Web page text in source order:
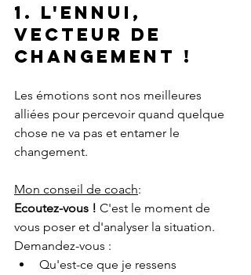
1. L'ennui,
vecteur de
changement !
Les émotions sont nos meilleures
alliées pour percevoir quand quelque
chose ne va pas et entamer le
changement.
Mon conseil de coach:
Ecoutez-vous ! C'est le moment de
vous poser et d'analyser la situation.
Demandez-vous :
Qu'est-ce que je ressens